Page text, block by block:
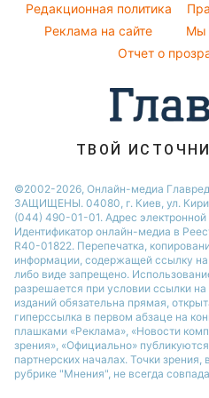
Ани Лорак
Кейт Миддлтон
Курс валют
Редакционная политика
Реклама на сайте
Мы
Отчет о
ТВОЙ
©2002-2026, Онлайн-медиа
ЗАЩИЩЕНЫ. 04080, г. Киев, ул.
(044) 490-01-01. Адрес
Идентификатор онлайн-медиа в
R40-01822. Перепечатка,
информации, содержащей ссылку
либо виде запрещено.
разрешается при условии ссылки
изданий обязательна прямая,
гиперссылка в первом абзаце на
плашками «Реклама», «Новости
зрения», «Официально»
партнерских началах. Точки
рубрике "Мнения", не всегда